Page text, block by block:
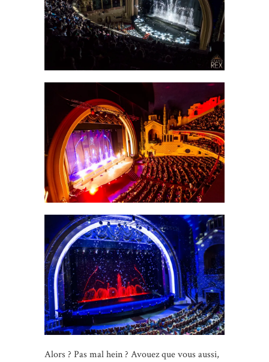
Alors ? Pas mal hein ? Avouez que vous aussi,